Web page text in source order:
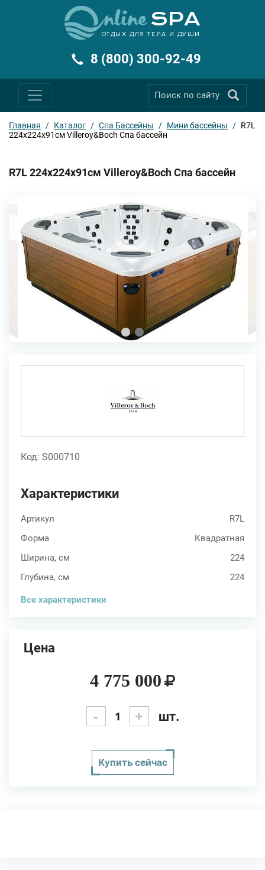
ОТДЫХ ДЛЯ ТЕЛА И ДУШИ
8 (800) 300-92-49
Главная / Каталог / Спа Бассейны / Мини бассейны / R7L
224x224x91см Villeroy&Boch Спа бассейн
R7L 224x224x91см Villeroy&Boch Спа бассейн
Код: S000710
Характеристики
Артикул
R7L
Форма
Квадратная
Ширина, см
224
Глубина, см
224
Все характеристики
Цена
4 775 000
-
+ шт.
Купить сейчас